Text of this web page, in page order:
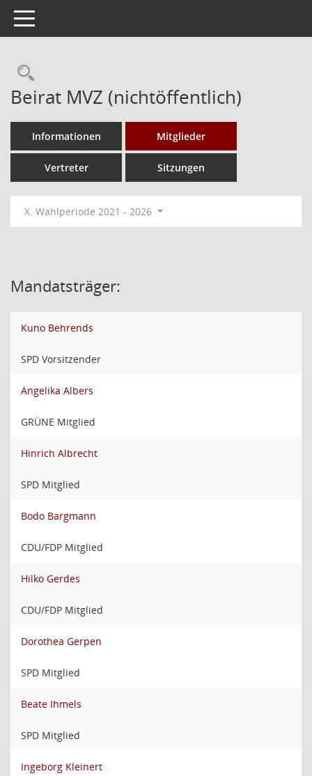
Toggle navigation
Rechercheauswahl
Beirat MVZ (nichtöffentlich)
Informationen Mitglieder
Vertreter Sitzungen
X. Wahlperiode 2021 - 2026
Mandatsträger:
Kuno Behrends
SPD Vorsitzender
Angelika Albers
GRÜNE Mitglied
Hinrich Albrecht
SPD Mitglied
Bodo Bargmann
CDU/FDP Mitglied
Hilko Gerdes
CDU/FDP Mitglied
Dorothea Gerpen
SPD Mitglied
Beate Ihmels
SPD Mitglied
Ingeborg Kleinert